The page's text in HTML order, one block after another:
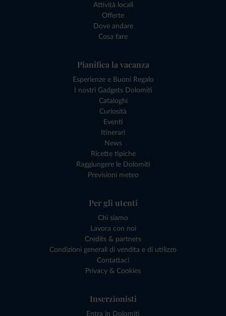
Attività locali
Offerte
Dove andare
Cosa fare
Pianifica la vacanza
Esperienze e Buoni Regalo
I nostri Gadgets Dolomiti
Cataloghi
Curiosità
Eventi
Itinerari
News
Ricette tipiche
Raggiungere le Dolomiti
Previsioni meteo
Per gli utenti
Chi siamo
Lavora con noi
Credits & partners
Condizioni generali di vendita e di utilizzo
Contattaci
Privacy & Cookies
Inserzionisti
Entra in Dolomiti